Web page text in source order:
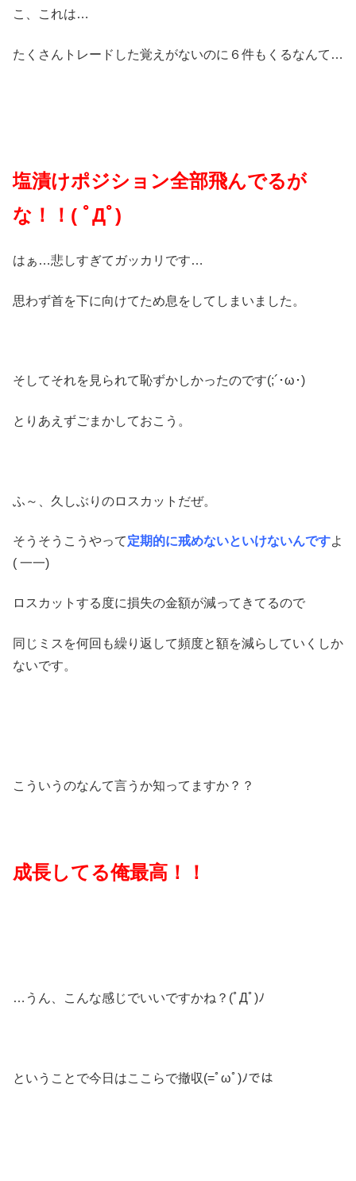
こ、これは…
たくさんトレードした覚えがないのに６件もくるなんて…
塩漬けポジション全部飛んでるが
な！！( ﾟДﾟ)
はぁ…悲しすぎてガッカリです…
思わず首を下に向けてため息をしてしまいました。
そしてそれを見られて恥ずかしかったのです(;´･ω･)
とりあえずごまかしておこう。
ふ～、久しぶりのロスカットだぜ。
そうそうこうやって定期的に戒めないといけないんですよ
( 一一)
ロスカットする度に損失の金額が減ってきてるので
同じミスを何回も繰り返して頻度と額を減らしていくしか
ないです。
こういうのなんて言うか知ってますか？？
成長してる俺最高！！
…うん、こんな感じでいいですかね？(ﾟДﾟ)ﾉ
ということで今日はここらで撤収(=ﾟωﾟ)ﾉでは